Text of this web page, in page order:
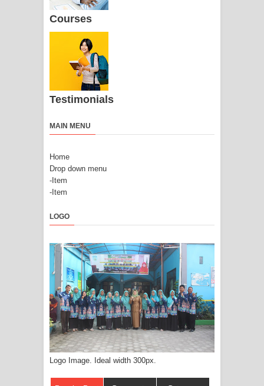
Courses
Testimonials
MAIN MENU
Home
Drop down menu
-Item
-Item
LOGO
Logo Image. Ideal width 300px.